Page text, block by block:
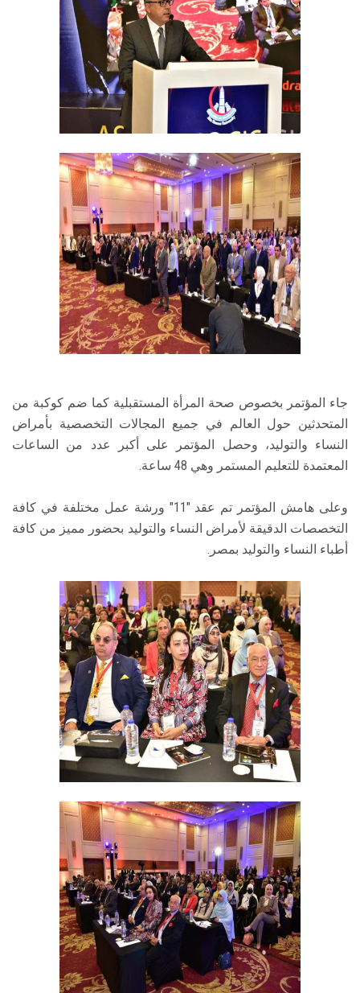
جاء المؤتمر بخصوص صحة المرأة المستقبلية كما ضم كوكبة من
المتحدثين حول العالم في جميع المجالات التخصصية بأمراض
النساء والتوليد، وحصل المؤتمر على أكبر عدد من الساعات
المعتمدة للتعليم المستمر وهي 48 ساعة.
وعلى هامش المؤتمر تم عقد "11" ورشة عمل مختلفة في كافة
التخصصات الدقيقة لأمراض النساء والتوليد بحضور مميز من كافة
أطباء النساء والتوليد بمصر.